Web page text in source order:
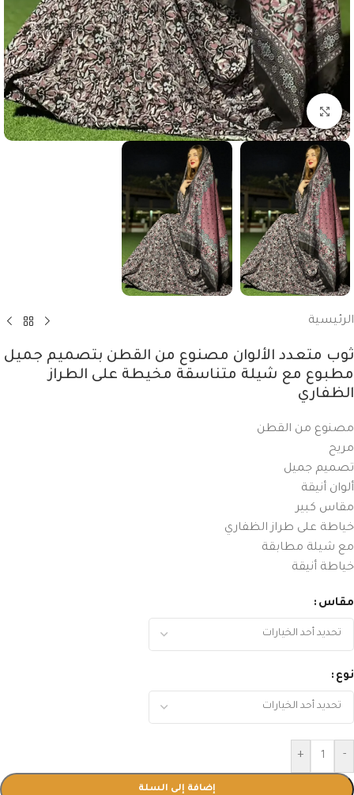
انقر للتكبير
الرئيسية
ثوب متعدد الألوان مصنوع من القطن بتصميم جميل
مطبوع مع شيلة متناسقة مخيطة على الطراز
الظفاري
مصنوع من القطن
مريح
تصميم جميل
ألوان أنيقة
مقاس كبير
خياطة على طراز الظفاري
مع شيلة مطابقة
خياطة أنيقة
مقاس
نوع
-
+
إضافة إلى السلة